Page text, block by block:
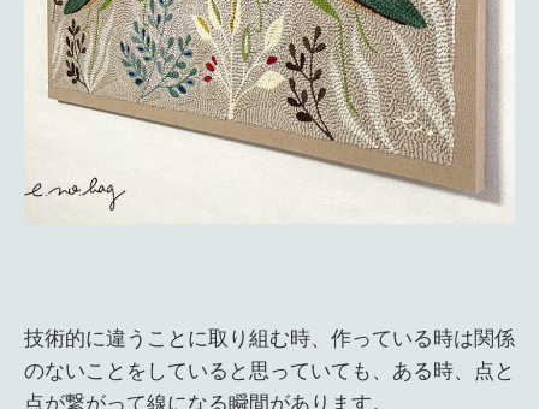
技術的に違うことに取り組む時、作っている時は関係
のないことをしていると思っていても、ある時、点と
点が繋がって線になる瞬間があります。